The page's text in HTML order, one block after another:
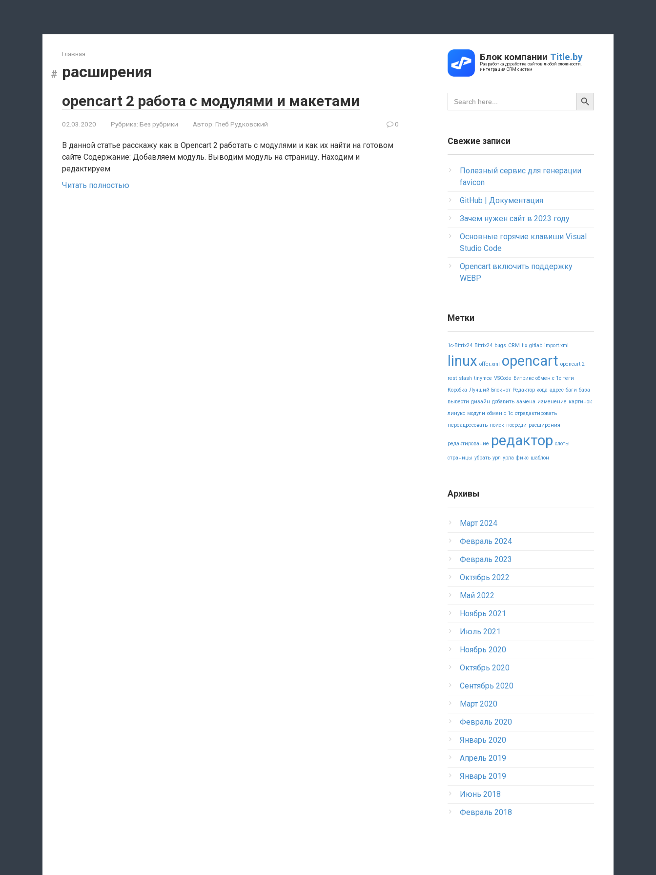
Главная
расширения
opencart 2 работа с модулями и макетами
02.03.2020 Рубрика: Без рубрики Автор: Глеб Рудковский 0
В данной статье расскажу как в Opencart 2 работать с модулями и как их найти на готовом
сайте Содержание: Добавляем модуль. Выводим модуль на страницу. Находим и
редактируем
Читать полностью
Блок компании Title.by
Разработка доработка сайтов любой сложности,
интеграция CRM систем
Search
for:
Search Button
Свежие записи
Полезный сервис для генерации
favicon
GitHub | Документация
Зачем нужен сайт в 2023 году
Основные горячие клавиши Visual
Studio Code
Opencart включить поддержку
WEBP
Метки
1c-Bitrix24 Bitrix24 bugs CRM fix gitlab import.xml
linux offer.xml opencart opencart 2
rest slash tinymce VSCode Битрикс обмен с 1с теги
Коробка Лучший Блокнот Редактор кода адрес баги база
вывести дизайн добавить замена изменение картинок
линукс модули обмен с 1с отредактировать
переадресовать поиск посреди расширения
редактирование редактор слоты
страницы убрать урл урла фикс шаблон
Архивы
Март 2024
Февраль 2024
Февраль 2023
Октябрь 2022
Май 2022
Ноябрь 2021
Июль 2021
Ноябрь 2020
Октябрь 2020
Сентябрь 2020
Март 2020
Февраль 2020
Январь 2020
Апрель 2019
Январь 2019
Июнь 2018
Февраль 2018